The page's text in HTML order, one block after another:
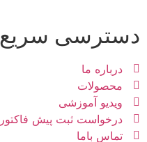
دسترسی سریع
درباره ما
محصولات
ویدیو آموزشی
درخواست ثبت پیش فاکتور
تماس باما